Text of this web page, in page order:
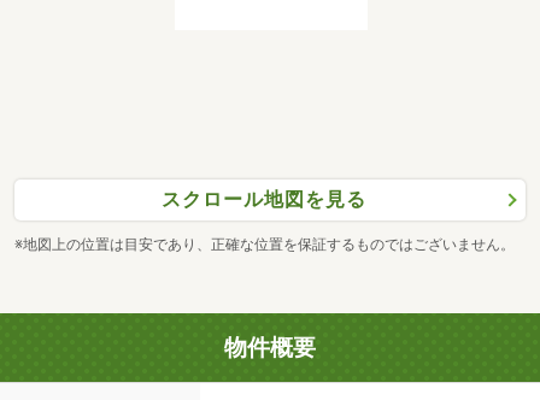
スクロール地図を見る
※地図上の位置は目安であり、正確な位置を保証するものではございません。
物件概要